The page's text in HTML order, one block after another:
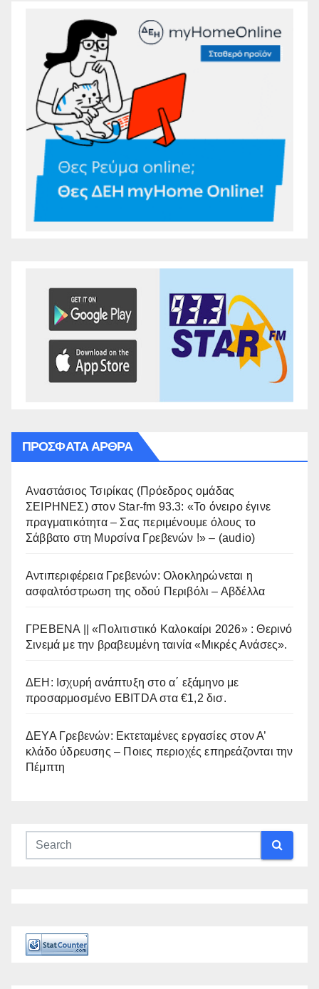
ΠΡΌΣΦΑΤΑ ΆΡΘΡΑ
Αναστάσιος Τσιρίκας (Πρόεδρος ομάδας
ΣΕΙΡΗΝΕΣ) στον Star-fm 93.3: «Το όνειρο έγινε
πραγματικότητα – Σας περιμένουμε όλους το
Σάββατο στη Μυρσίνα Γρεβενών !» – (audio)
Αντιπεριφέρεια Γρεβενών: Ολοκληρώνεται η
ασφαλτόστρωση της οδού Περιβόλι – Αβδέλλα
ΓΡΕΒΕΝΑ || «Πολιτιστικό Καλοκαίρι 2026» : Θερινό
Σινεμά με την βραβευμένη ταινία «Μικρές Ανάσες».
ΔΕΗ: Ισχυρή ανάπτυξη στο α΄ εξάμηνο με
προσαρμοσμένο EBITDA στα €1,2 δισ.
ΔΕΥΑ Γρεβενών: Εκτεταμένες εργασίες στον Α’
κλάδο ύδρευσης – Ποιες περιοχές επηρεάζονται την
Πέμπτη